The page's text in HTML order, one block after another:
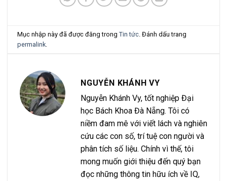
Mục nhập này đã được đăng trongTin tức . Đánh dấu trang
permalink
NGUYỄN KHÁNH VY
Nguyễn Khánh Vy, tốt nghiệp Đại
học Bách Khoa Đà Nẵng. Tôi có
niềm đam mê với viết lách và nghiên
cứu các con số, trí tuệ con người và
phân tích số liệu. Chính vì thế, tôi
mong muốn giới thiệu đến quý bạn
đọc những thông tin hữu ích về IQ,